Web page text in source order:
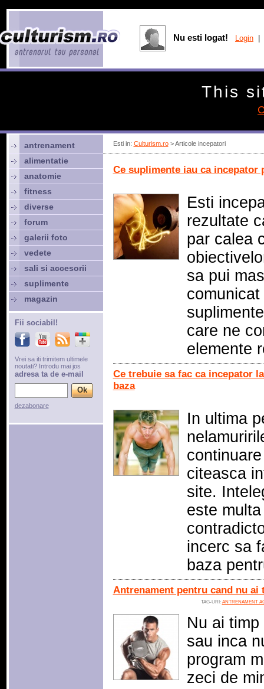
Esti in: Culturism.ro> Articole incepatori
Ce suplimente iau ca incepator
Esti
rezultate
par calea
sa pui
care ne
elemente
Ce trebuie sa fac ca incepator
baza
In ultima
citeasca
site.
este
incerc sa
baza
Antrenament pentru cand nu
TAG-URI: ANTRENAMENT
Nu ai
sau inca
program
zeci de
antrenament
alimentatie
anatomie
fitness
diverse
forum
galerii foto
vedete
sali si accesorii
suplimente
magazin
Fii sociabil!
Vrei sa iti trimitem ultimele
noutati? Introdu mai jos
adresa ta de e-mail
dezabonare
Nu esti logat! Login
This